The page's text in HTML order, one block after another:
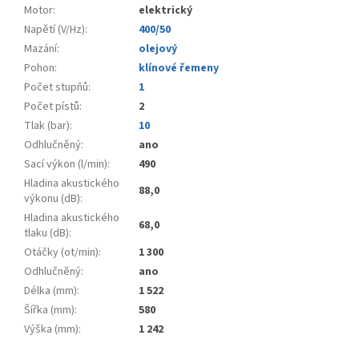
Motor:
elektrický
Napětí (V/Hz):
400/50
Mazání:
olejový
Pohon:
klínové řemeny
Počet stupňů:
1
Počet pístů:
2
Tlak (bar):
10
Odhlučněný:
ano
Sací výkon (l/min):
490
Hladina akustického
výkonu (dB):
88,0
Hladina akustického
tlaku (dB):
68,0
Otáčky (ot/min):
1 300
Odhlučněný:
ano
Délka (mm):
1 522
Šířka (mm):
580
Výška (mm):
1 242